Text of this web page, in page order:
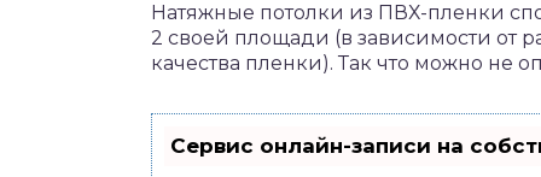
Натяжные потолки из ПВХ-пленки
2 своей площади (в зависимости от
качества пленки). Так что можно не
Сервис онлайн-записи на